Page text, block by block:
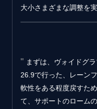
大小さまざまな調整を
まずは、ヴォイドグ
26.9で行った、レーン
軟性をある程度戻すた
て、サポートのローム